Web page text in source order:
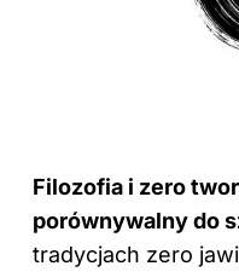
Filozofia i zero
porównywalny do
tradycjach zero